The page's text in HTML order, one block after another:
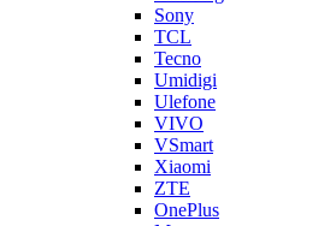
Sony
TCL
Tecno
Umidigi
Ulefone
VIVO
VSmart
Xiaomi
ZTE
OnePlus